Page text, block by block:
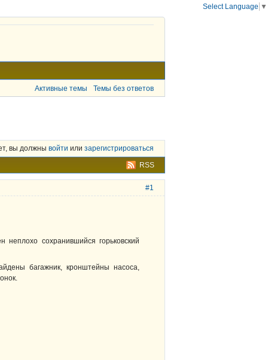
Активные темы Темы без ответов
вы должны войти или зарегистрироваться
RSS
#1
сохранившийся горьковский
багажник, кронштейны насоса,
Select Language ▼